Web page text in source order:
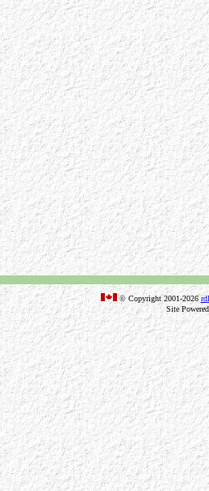
© Copyright 2001-2026
Site